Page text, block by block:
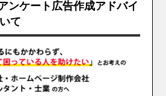
ンケート広告作成アドバイ
て